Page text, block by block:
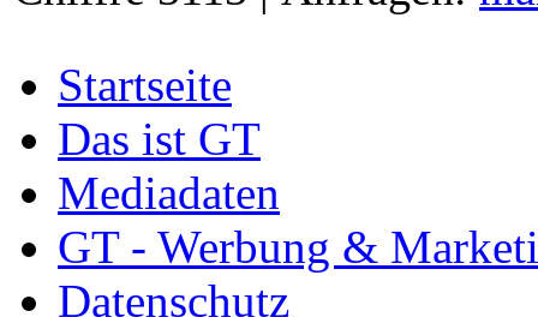
Startseite
Das ist GT
Mediadaten
GT - Werbung &
Datenschutz